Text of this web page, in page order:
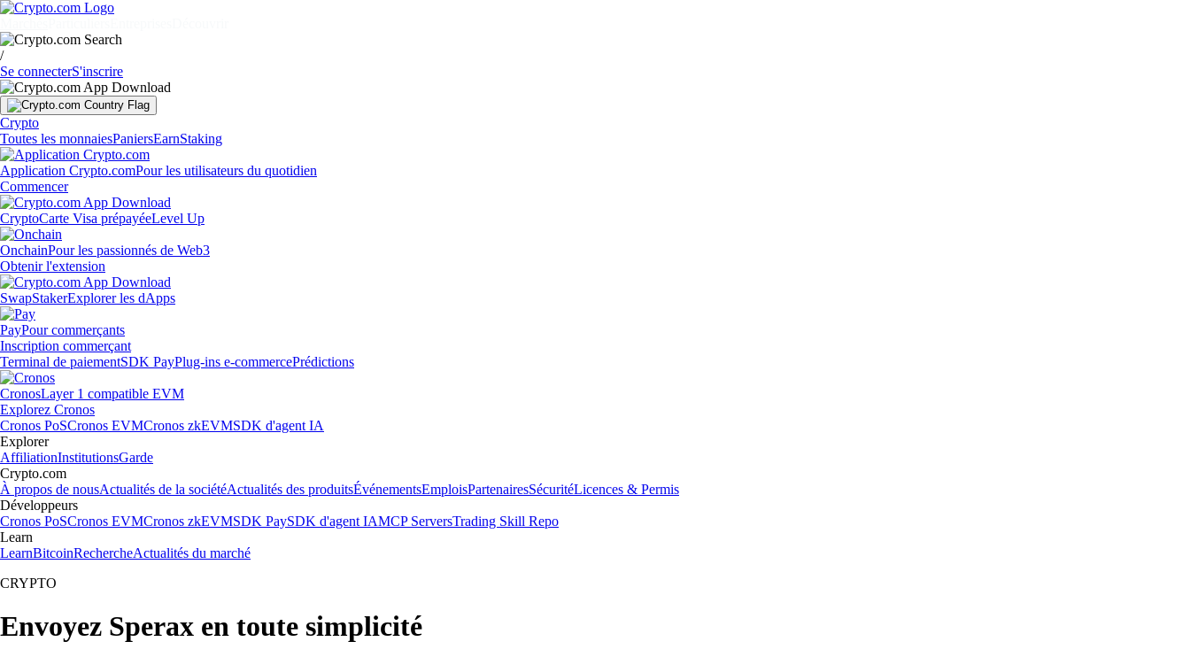
/
Se connecterS'inscrire
Crypto
Toutes les monnaiesPaniersEarnStaking
Application Crypto.comPour les utilisateurs du quotidien
Commencer
CryptoCarte Visa prépayéeLevel Up
OnchainPour les passionnés de Web3
Obtenir l'extension
SwapStakerExplorer les dApps
PayPour commerçants
Inscription commerçant
Terminal de paiementSDK PayPlug-ins e-commercePrédictions
CronosLayer 1 compatible EVM
Explorez Cronos
Cronos PoSCronos EVMCronos zkEVMSDK d'agent IA
Explorer
AffiliationInstitutionsGarde
Crypto.com
À propos de nousActualités de la sociétéActualités des produitsÉvénementsEmploisPartenairesSécuritéLicences & Permis
Développeurs
Cronos PoSCronos EVMCronos zkEVMSDK PaySDK d'agent IAMCP ServersTrading Skill Repo
Learn
LearnBitcoinRechercheActualités du marché
CRYPTO
Envoyez Sperax en toute simplicité